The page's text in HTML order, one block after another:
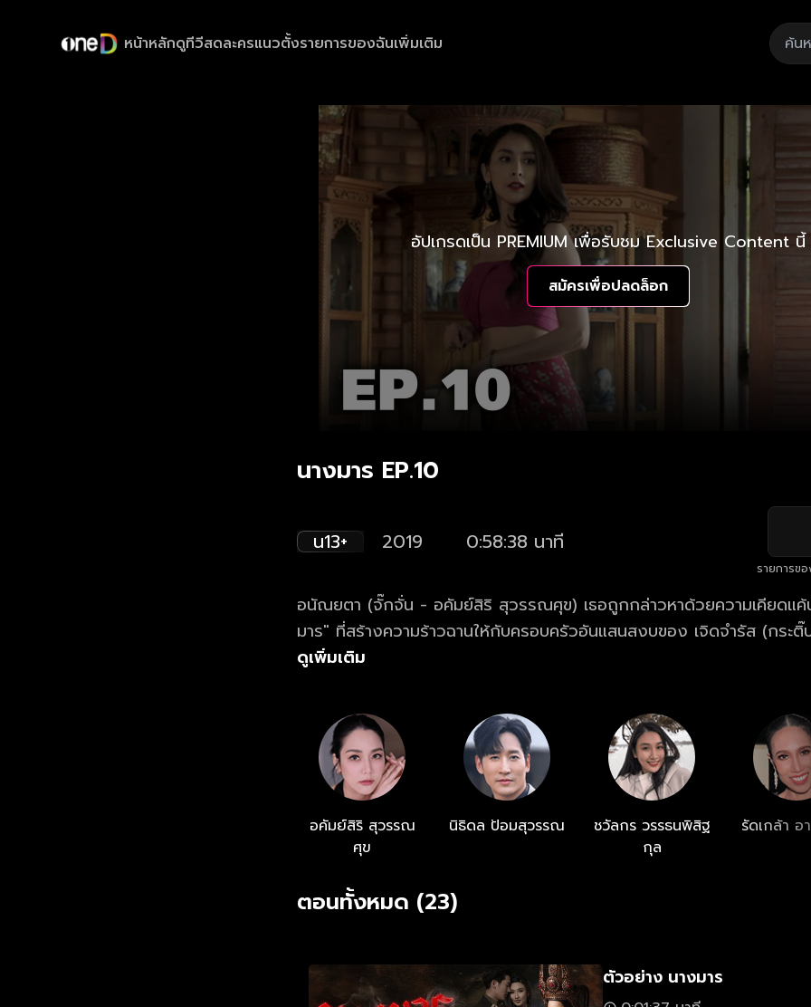
หน้าหลักดูทีวีสดละครแนวตั้งรายการของฉันเพิ่มเติม
อัปเกรดเป็น PREMIUM เพื่อรับชม Exclusive Content นี้
สมัครเพื่อปลดล็อก
นางมาร EP.10
น13+ 2019 0:58:38 นาที
รายการข
อนัณยตา (จั๊กจั่น - อคัมย์สิริ สุวรรณศุข) เธอถูกกล่าวหาด้วยความเคียดแค้
มาร" ที่สร้างความร้าวฉานให้กับครอบครัวอันแสนสงบของ เจิดจํารัส (กระ
วรรธนพิสิฐกุล) เพราะอนัณยตาทําให้ ภาคม (ไนกี้ - นิธิดล ป้อมสุวรรณ) สามี
เธอตกเป็นของใคร ซึ่งความจริงแล้ว อนัณยตา เป็นเพียงวิญญาณที่คอยปก
สมบัติของชาติ
ดูเพิ่มเติม
อคัมย์สิริ สุวรรณ
ศุข
นิธิดล ป้อมสุวรรณ
ชวัลกร วรรธนพิสิฐ
กุล
รัดเกล้า อ
ตอนทั้งหมด (23)
ตัวอย่าง นางมาร